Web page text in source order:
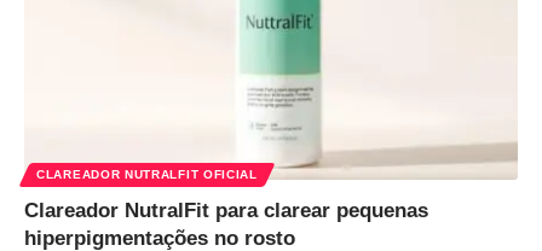
CLAREADOR NUTRALFIT OFICIAL
Clareador NutralFit para clarear pequenas
hiperpigmentações no rosto